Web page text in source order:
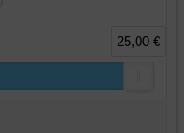
25,00 €